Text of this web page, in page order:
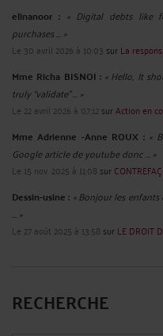
Le cyber harcèlement est un
dans le monde en ligne. Il se réfère
l'information et de la
ParMurielle-Isabelle CAHEN